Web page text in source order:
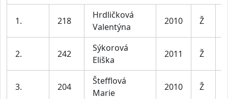
1. 218
Hrdličková
Valentýna
2010 Ž
2. 242
Sýkorová
Eliška
2011 Ž
3. 204
Štefflová
Marie
2010 Ž